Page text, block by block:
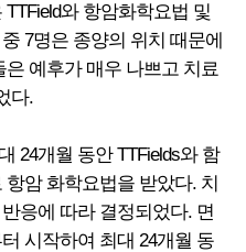
와 항암화학요법 및
7명은 종양의 위치 때문에
예후가 매우 나쁘고 치료
다.
24개월 동안 TTFields와 함
암 화학요법을 받았다. 치
응에 따라 결정되었다. 면
시작하여 최대 24개월 동